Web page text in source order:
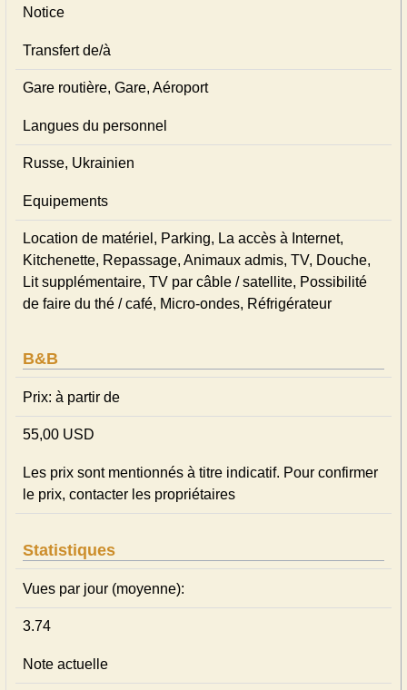
Notice
Transfert de/à
Gare routière, Gare, Aéroport
Langues du personnel
Russe, Ukrainien
Equipements
Location de matériel, Parking, La accès à Internet,
Kitchenette, Repassage, Animaux admis, TV, Douche,
Lit supplémentaire, TV par câble / satellite, Possibilité
de faire du thé / café, Micro-ondes, Réfrigérateur
B&B
Prix: à partir de
55,00 USD
Les prix sont mentionnés à titre indicatif. Pour confirmer
le prix, contacter les propriétaires
Statistiques
Vues par jour (moyenne):
3.74
Note actuelle